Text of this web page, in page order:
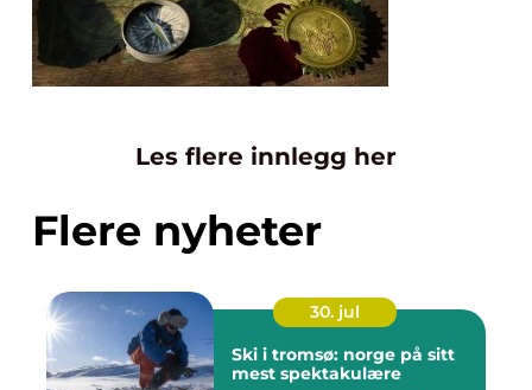
Les flere innlegg her
Flere nyheter
30. jul
Ski i tromsø: norge på sitt
mest spektakulære